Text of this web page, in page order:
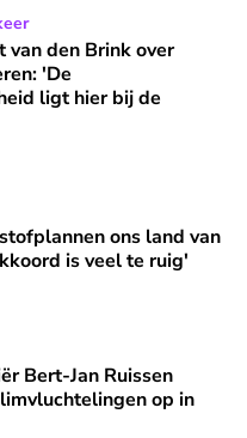
over terugsturen
den Brink over
'De
ligt hier bij de
land van het slot halen?
ons land van
is veel te ruig'
(SGP): 'Vang
Bert-Jan Ruissen
op in